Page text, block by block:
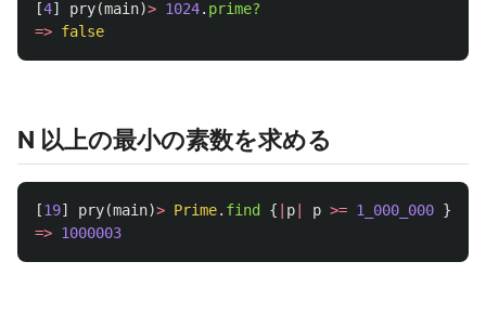
[4] pry(main)> 1024. prime?
=> false
N 以上の最小の素数を求める
[19] pry(main)> Prime. find { p p >= 1_000_000 }
=> 1000003